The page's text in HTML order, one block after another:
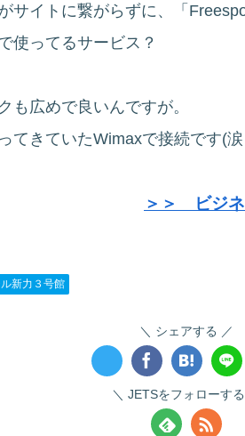
サイトに繋がらずに、「
使ってるサービス？
も広めで良いんですが。
てきていたWimaxで接続です(涙
＞＞ ビジネ
新力３号館
シェアする
JETSをフォローする